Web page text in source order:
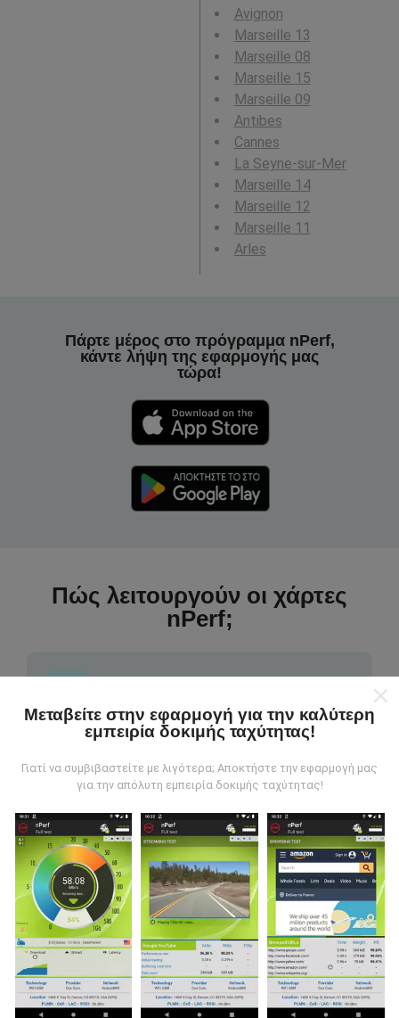
Avignon
Marseille 13
Marseille 08
Marseille 15
Marseille 09
Antibes
Cannes
La Seyne-sur-Mer
Marseille 14
Marseille 12
Marseille 11
Arles
Πάρτε μέρος στο πρόγραμμα nPerf,
κάντε λήψη της εφαρμογής μας
τώρα!
Πώς λειτουργούν οι χάρτες
nPerf;
Από πού προέρχονται τα δεδομένα;
Τα δεδομένα συλλέγονται από δοκιμές που
nPerf. Αυτές είναι οι δοκιμές που διεξάγονται σε
πραγματικές συνθήκες, απευθείας στο πεδίο. Αν
θέλετε να συμμετάσχετε επίσης, το μόνο που έχετε
να κάνετε είναι να κατεβάσετε την εφαρμογή nPerf
στο smartphone σας.Όσο περισσότερα δεδομένα
υπάρχουν, τόσο πιο ολοκληρωμένοι θα είναι οι
χάρτες!
Μεταβείτε στην εφαρμογή για την καλύτερη
εμπειρία δοκιμής ταχύτητας!
Γιατί να συμβιβαστείτε με λιγότερα; Αποκτήστε την εφαρμογή μας
για την απόλυτη εμπειρία δοκιμής ταχύτητας!